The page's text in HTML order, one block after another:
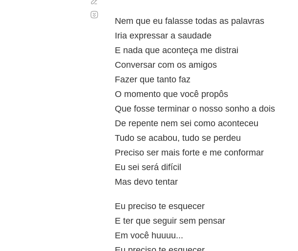
Nem que eu falasse todas as palavras
Iria expressar a saudade
E nada que aconteça me distrai
Conversar com os amigos
Fazer que tanto faz
O momento que você propôs
Que fosse terminar o nosso sonho a dois
De repente nem sei como aconteceu
Tudo se acabou, tudo se perdeu
Preciso ser mais forte e me conformar
Eu sei será difícil
Mas devo tentar
Eu preciso te esquecer
E ter que seguir sem pensar
Em você huuuu...
automático